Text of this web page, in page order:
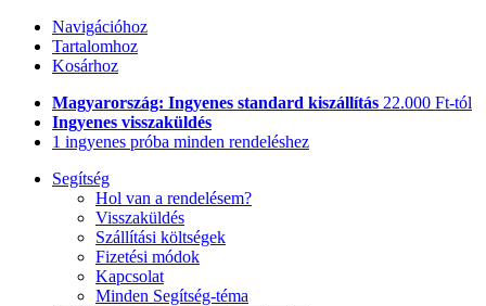
Navigációhoz
Tartalomhoz
Kosárhoz
Magyarország: Ingyenes standard kiszállítás 22.000 Ft-tól
Ingyenes visszaküldés
1 ingyenes próba minden rendeléshez
Segítség
Hol van a rendelésem?
Visszaküldés
Szállítási költségek
Fizetési módok
Kapcsolat
Minden Segítség-téma